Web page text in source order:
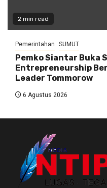
2 min read
Pemerintahan SUMUT
Pemko Siantar Buka
Entrepreneurship
Leader Tommorow
6 Agustus 2026